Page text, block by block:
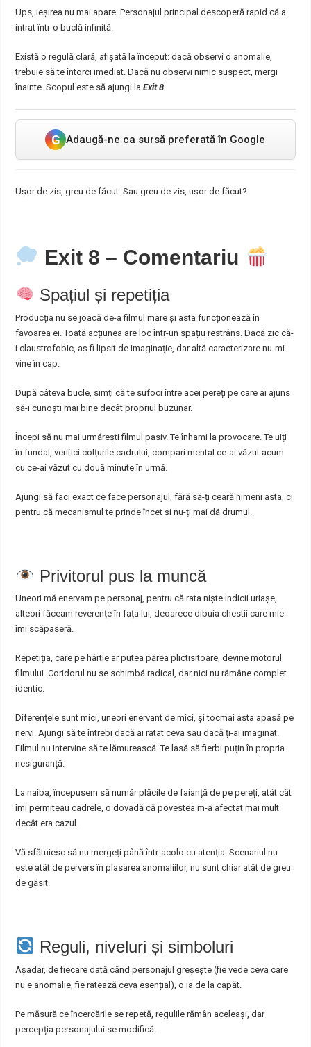
Ups, ieșirea nu mai apare. Personajul principal descoperă rapid că a
intrat într-o buclă infinită.
Există o regulă clară, afișată la început: dacă observi o anomalie,
trebuie să te întorci imediat. Dacă nu observi nimic suspect, mergi
înainte. Scopul este să ajungi laExit 8.
G Adaugă-ne ca sursă preferată în Google
Ușor de zis, greu de făcut. Sau greu de zis, ușor de făcut?
Exit 8 – Comentariu
Spațiul și repetiția
Producția nu se joacă de-a filmul mare și asta funcționează în
favoarea ei. Toată acțiunea are loc într-un spațiu restrâns. Dacă zic că-
i claustrofobic, aș fi lipsit de imaginație, dar altă caracterizare nu-mi
vine în cap.
După câteva bucle, simți că te sufoci între acei pereți pe care ai ajuns
să-i cunoști mai bine decât propriul buzunar.
Începi să nu mai urmărești filmul pasiv. Te înhami la provocare. Te uiți
în fundal, verifici colțurile cadrului, compari mental ce-ai văzut acum
cu ce-ai văzut cu două minute în urmă.
Ajungi să faci exact ce face personajul, fără să-ți ceară nimeni asta, ci
pentru că mecanismul te prinde încet și nu-ți mai dă drumul.
Privitorul pus la muncă
Uneori mă enervam pe personaj, pentru că rata niște indicii uriașe,
alteori făceam reverențe în fața lui, deoarece dibuia chestii care mie
îmi scăpaseră.
Repetiția, care pe hârtie ar putea părea plictisitoare, devine motorul
filmului. Coridorul nu se schimbă radical, dar nici nu rămâne complet
identic.
Diferențele sunt mici, uneori enervant de mici, și tocmai asta apasă pe
nervi. Ajungi să te întrebi dacă ai ratat ceva sau dacă ți-ai imaginat.
Filmul nu intervine să te lămurească. Te lasă să fierbi puțin în propria
nesiguranță.
La naiba, începusem să număr plăcile de faianță de pe pereți, atât cât
îmi permiteau cadrele, o dovadă că povestea m-a afectat mai mult
decât era cazul.
Vă sfătuiesc să nu mergeți până într-acolo cu atenția. Scenariul nu
este atât de pervers în plasarea anomaliilor, nu sunt chiar atât de greu
de găsit.
Reguli, niveluri și simboluri
Așadar, de fiecare dată când personajul greșește (fie vede ceva care
nu e anomalie, fie ratează ceva esențial), o ia de la capăt.
Pe măsură ce încercările se repetă, regulile rămân aceleași, dar
percepția personajului se modifică.